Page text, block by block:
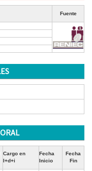
Fuente
Cargo en
I+d+i
Fecha
Inicio
Fecha
Fin